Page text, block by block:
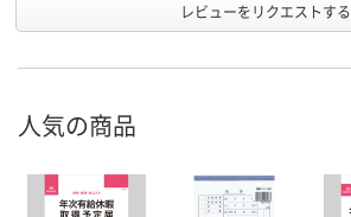
レビューをリクエストする
人気の商品